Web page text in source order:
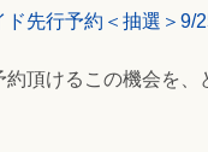
先行予約＜抽選＞9/
頂けるこの機会を、